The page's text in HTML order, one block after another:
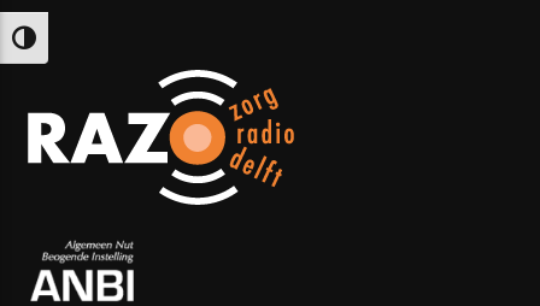
Keuze voor hoog contrast